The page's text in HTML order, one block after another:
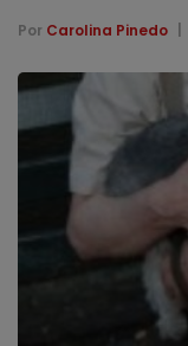
Por Carolina Pinedo